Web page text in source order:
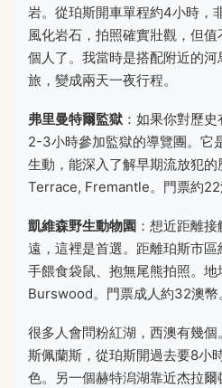
岩。從珀斯開車單程約4小時，
風化岩石，拍照確實壯觀，但
個人了。我當時是搭配附近的
旅，變成兩天一夜行程。
弗里曼特爾監獄 ：如果你對歷
2-3小時參加監獄的導覽團。它
生動，能深入了解早期流放犯
Terrace, Fremantle。門票約22
凱維森野生動物園 ：想近距離
遠，這裡是首選。距離珀斯市
手餵食袋鼠、抱無尾熊拍照。
Burswood。門票成人約32澳幣
很多人會問粉紅湖，西澳有幾
斯佩蘭斯，從珀斯開過去要8小
色。另一個赫特潟湖靠近杰拉